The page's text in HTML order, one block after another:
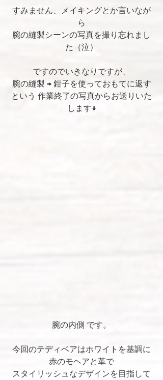
すみません、メイキングとか言いなが
ら
腕の縫製シーンの写真を撮り忘れまし
た（泣）
ですのでいきなりですが、
腕の縫製 → 鉗子を使っておもてに返す
という 作業終了の写真からお送りいた
します↓
腕の内側 です。
今回のテディベアはホワイトを基調に
赤のモヘアと革で
スタイリッシュなデザインを目指して